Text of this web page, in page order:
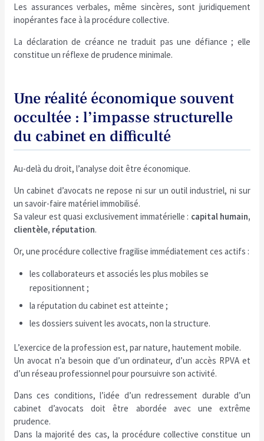
Les assurances verbales, même sincères, sont juridiquement
inopérantes face à la procédure collective.
La déclaration de créance ne traduit pas une défiance ; elle
constitue un réflexe de prudence minimale.
Une réalité économique souvent
occultée : l’impasse structurelle
du cabinet en difficulté
Au-delà du droit, l’analyse doit être économique.
Un cabinet d’avocats ne repose ni sur un outil industriel, ni sur
un savoir-faire matériel immobilisé.
Sa valeur est quasi exclusivement immatérielle : capital humain,
clientèle, réputation.
Or, une procédure collective fragilise immédiatement ces actifs :
les collaborateurs et associés les plus mobiles se
repositionnent ;
la réputation du cabinet est atteinte ;
les dossiers suivent les avocats, non la structure.
L’exercice de la profession est, par nature, hautement mobile.
Un avocat n’a besoin que d’un ordinateur, d’un accès RPVA et
d’un réseau professionnel pour poursuivre son activité.
Dans ces conditions, l’idée d’un redressement durable d’un
cabinet d’avocats doit être abordée avec une extrême
prudence.
Dans la majorité des cas, la procédure collective constitue un